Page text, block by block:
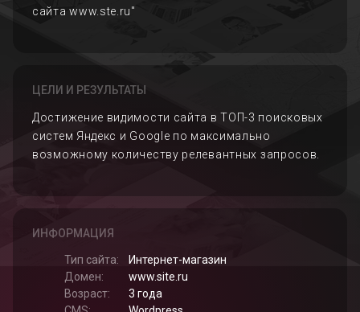
сайта www.ste.ru"
ЦЕЛИ И РЕЗУЛЬТАТЫ
Достижение видимости сайта в ТОП-3 поисковых
систем Яндекс и Google по максимально
возможному количеству релевантных запросов.
ИНФОРМАЦИЯ
Тип сайта:
Интернет-магазин
Домен:
www.site.ru
Возраст:
3 года